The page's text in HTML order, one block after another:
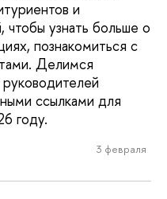
и
узнать больше о
познакомиться с
Делимся
ссылками для
году.
3 февраля